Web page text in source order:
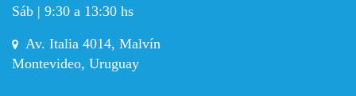
Sáb | 9:30 a 13:30 hs
Av. Italia 4014, Malvín
Montevideo, Uruguay